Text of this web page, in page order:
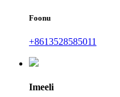
Foonu
+8613528585011
Imeeli